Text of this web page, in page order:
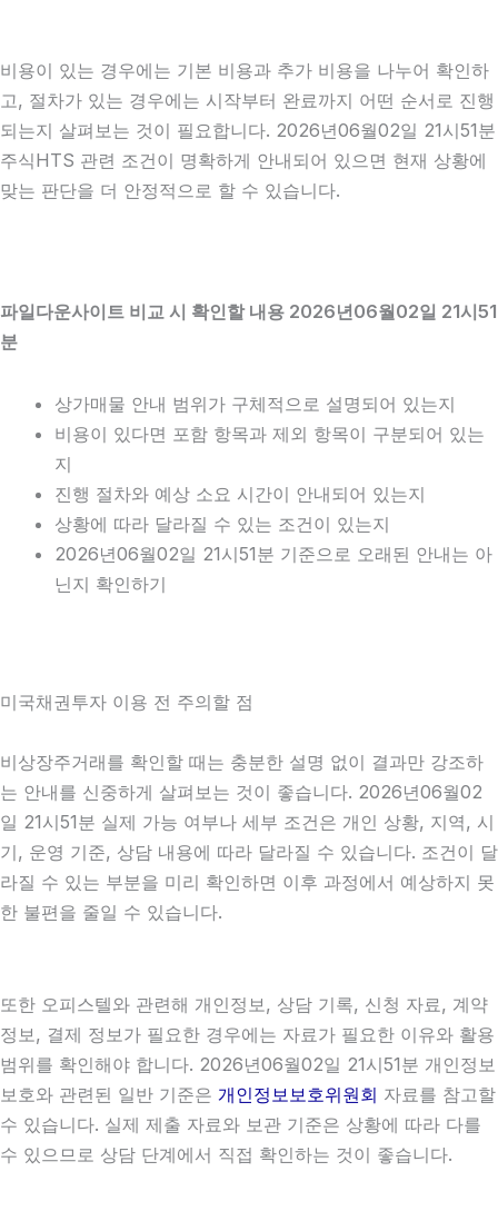
비용이 있는 경우에는 기본 비용과 추가 비용을 나누어 확인하
고, 절차가 있는 경우에는 시작부터 완료까지 어떤 순서로 진행
되는지 살펴보는 것이 필요합니다. 2026년06월02일 21시51분
주식HTS 관련 조건이 명확하게 안내되어 있으면 현재 상황에
맞는 판단을 더 안정적으로 할 수 있습니다.
파일다운사이트 비교 시 확인할 내용 2026년06월02일 21시51
분
상가매물 안내 범위가 구체적으로 설명되어 있는지
비용이 있다면 포함 항목과 제외 항목이 구분되어 있는
지
진행 절차와 예상 소요 시간이 안내되어 있는지
상황에 따라 달라질 수 있는 조건이 있는지
2026년06월02일 21시51분 기준으로 오래된 안내는 아
닌지 확인하기
미국채권투자 이용 전 주의할 점
비상장주거래를 확인할 때는 충분한 설명 없이 결과만 강조하
는 안내를 신중하게 살펴보는 것이 좋습니다. 2026년06월02
일 21시51분 실제 가능 여부나 세부 조건은 개인 상황, 지역, 시
기, 운영 기준, 상담 내용에 따라 달라질 수 있습니다. 조건이 달
라질 수 있는 부분을 미리 확인하면 이후 과정에서 예상하지 못
한 불편을 줄일 수 있습니다.
또한 오피스텔와 관련해 개인정보, 상담 기록, 신청 자료, 계약
정보, 결제 정보가 필요한 경우에는 자료가 필요한 이유와 활용
범위를 확인해야 합니다. 2026년06월02일 21시51분 개인정보
보호와 관련된 일반 기준은 개인정보보호위원회 자료를 참고할
수 있습니다. 실제 제출 자료와 보관 기준은 상황에 따라 다를
수 있으므로 상담 단계에서 직접 확인하는 것이 좋습니다.